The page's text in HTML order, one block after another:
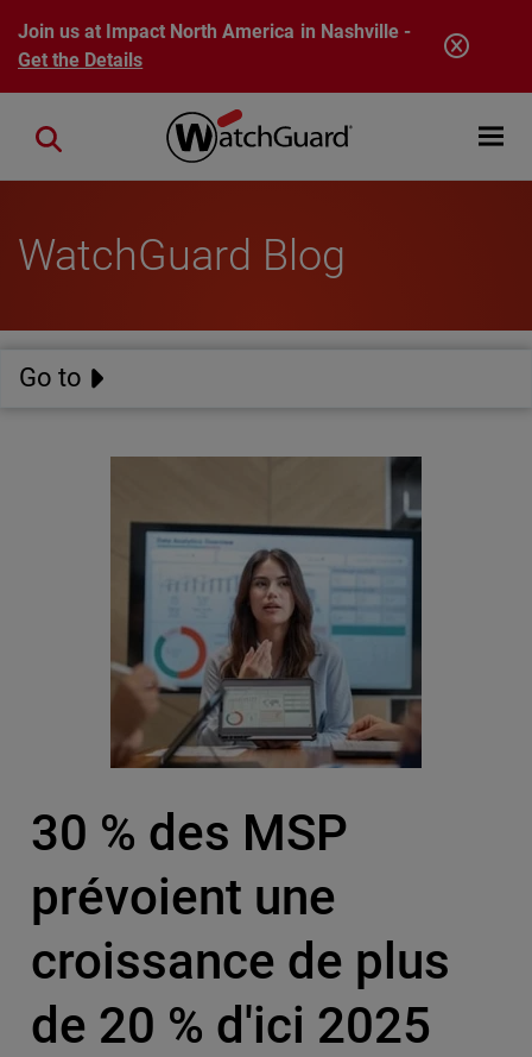
Skip to main content
Join us at Impact North America in Nashville -
Get the Details
Open
Close search
WatchGuard Blog
Go to
30 % des MSP
prévoient une
croissance de plus
de 20 % d'ici 2025